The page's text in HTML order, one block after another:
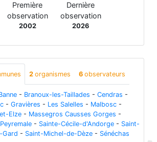
Première
observation
2002
Dernière
observation
2026
2 organismes 6 observateurs
- Branoux-les-Taillades - Cendras -
- Gravières - Les Salelles - Malbosc -
Elze - Massegros Causses Gorges -
Peyremale - Sainte-Cécile-d'Andorge - Saint-
Gard - Saint-Michel-de-Dèze - Sénéchas